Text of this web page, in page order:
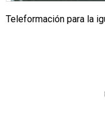
Teleformación para la